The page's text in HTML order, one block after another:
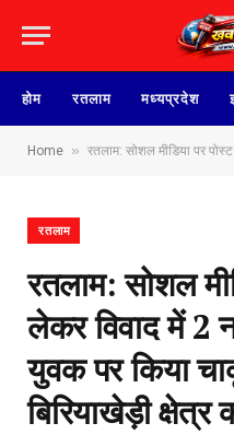
होम रतलाम मध्यप्रदेश
Home » रतलाम: सोशल मीडिया पर पोस्ट को लेकर विवाद
रतलाम
रतलाम: सोशल
लेकर विवाद में 2
युवक पर किया
बिरियाखेड़ी क्षेत्र